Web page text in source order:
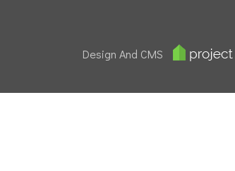
Design And CMS